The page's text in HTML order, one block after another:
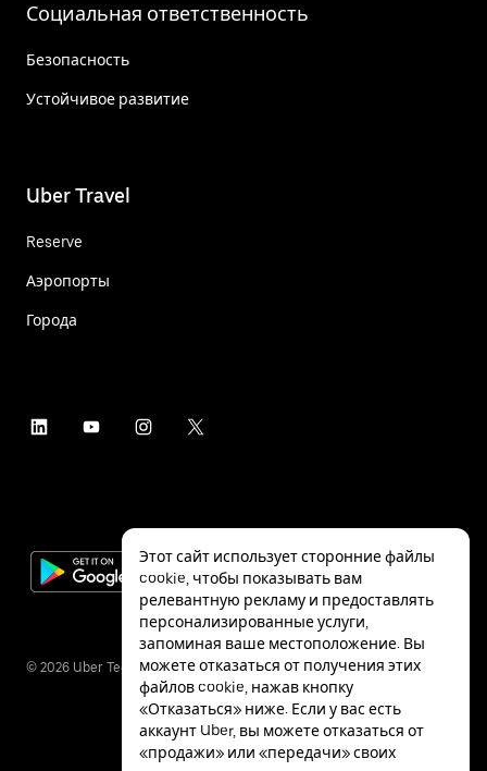
Социальная ответственность
Безопасность
Устойчивое развитие
Uber Travel
Reserve
Аэропорты
Города
© 2026 Uber Technologies Inc.
Этот сайт использует сторонние файлы
cookie, чтобы показывать вам
релевантную рекламу и предоставлять
персонализированные услуги,
запоминая ваше местоположение. Вы
можете отказаться от получения этих
файлов cookie, нажав кнопку
«Отказаться» ниже. Если у вас есть
аккаунт Uber, вы можете отказаться от
«продажи» или «передачи» своих